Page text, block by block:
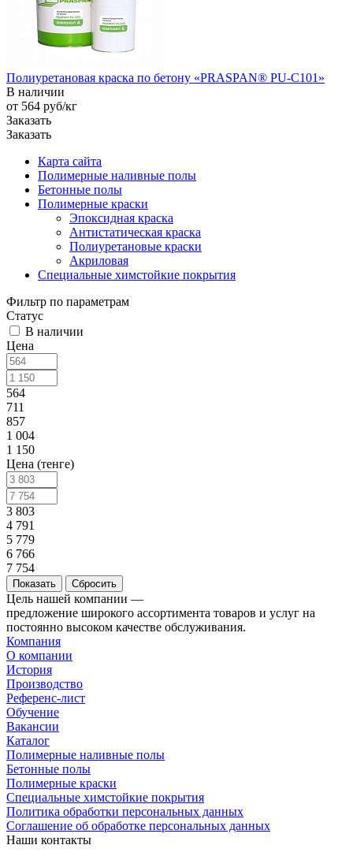
Полиуретановая краска по бетону «PRASPAN® PU-C101»
В наличии
от 564 руб/кг
Заказать
Заказать
Карта сайта
Полимерные наливные полы
Бетонные полы
Полимерные краски
Эпоксидная краска
Антистатическая краска
Полиуретановые краски
Акриловая
Специальные химстойкие покрытия
Фильтр по параметрам
Статус
В наличии
Цена
564
711
857
1 004
1 150
Цена (тенге)
3 803
4 791
5 779
6 766
7 754
Сбросить
Цель нашей компании —
предложение широкого ассортимента товаров и услуг на
постоянно высоком качестве обслуживания.
Компания
О компании
История
Производство
Референс-лист
Обучение
Вакансии
Каталог
Полимерные наливные полы
Бетонные полы
Полимерные краски
Специальные химстойкие покрытия
Политика обработки персональных данных
Cоглашение об обработке персональных данных
Наши контакты